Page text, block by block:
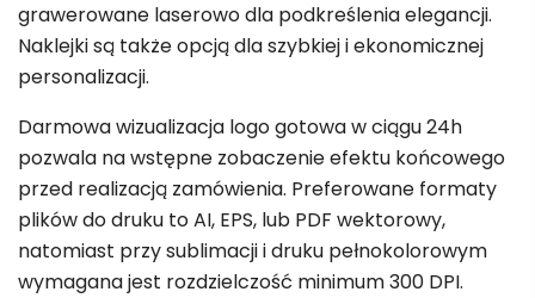
grawerowane laserowo dla podkreślenia elegancji.
Naklejki są także opcją dla szybkiej i ekonomicznej
personalizacji.
Darmowa wizualizacja logo gotowa w ciągu 24h
pozwala na wstępne zobaczenie efektu końcowego
przed realizacją zamówienia. Preferowane formaty
plików do druku to AI, EPS, lub PDF wektorowy,
natomiast przy sublimacji i druku pełnokolorowym
wymagana jest rozdzielczość minimum 300 DPI.